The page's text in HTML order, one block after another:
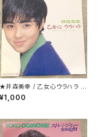
★井森美幸 / 乙女心ウラハラ プ
ロモ
¥1,000